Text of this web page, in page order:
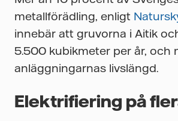
metallförädling, enligt
innebär att gruvorna i Aitik
5.500 kubikmeter per år, och
anläggningarnas livslängd.
Elektrifiering på